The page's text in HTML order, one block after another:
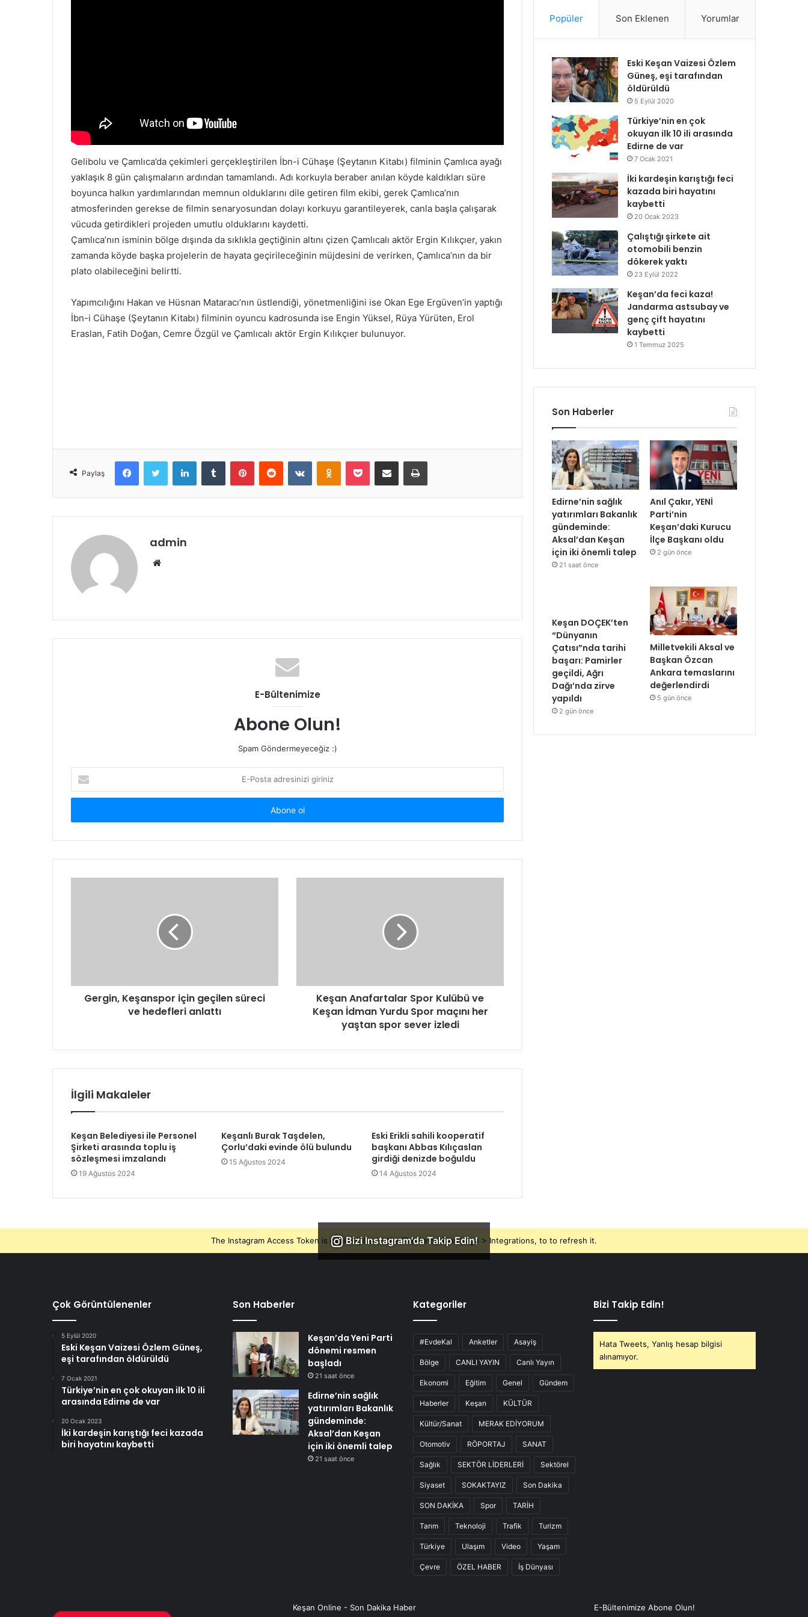
Gelibolu ve Çamlıca’da çekimleri gerçekleştirilen İbn-i Cühaşe (Şeytanın Kitabı) filminin Çamlıca ayağı
yaklaşık 8 gün çalışmaların ardından tamamlandı. Adı korkuyla beraber anılan köyde kaldıkları süre
boyunca halkın yardımlarından memnun olduklarını dile getiren film ekibi, gerek Çamlıca’nın
atmosferinden gerekse de filmin senaryosundan dolayı korkuyu garantileyerek, canla başla çalışarak
vücuda getirdikleri projeden umutlu olduklarını kaydetti.
Çamlıca’nın isminin bölge dışında da sıklıkla geçtiğinin altını çizen Çamlıcalı aktör Ergin Kılıkçıer, yakın
zamanda köyde başka projelerin de hayata geçirileceğinin müjdesini de verirken, Çamlıca’nın da bir
plato olabileceğini belirtti.
Yapımcılığını Hakan ve Hüsnan Mataracı’nın üstlendiği, yönetmenliğini ise Okan Ege Ergüven’in yaptığı
İbn-i Cühaşe (Şeytanın Kitabı) filminin oyuncu kadrosunda ise Engin Yüksel, Rüya Yürüten, Erol
Eraslan, Fatih Doğan, Cemre Özgül ve Çamlıcalı aktör Ergin Kılıkçıer bulunuyor.
Paylaş
FacebookTwitter LinkedInTumblr PinterestReddit VKontakteOdnoklassniki
Pocket E-Posta ile paylaş Yazdır
admin
Web
E-Bültenimize
Abone Olun!
Spam Göndermeyeceğiz :)
Posta
adresinizi
Gergin, Keşanspor için geçilen süreci
ve hedefleri anlattı
Keşan Anafartalar Spor Kulübü ve
Keşan İdman Yurdu Spor maçını her
yaştan spor sever izledi
İlgili Makaleler
Keşan Belediyesi ile Personel
Şirketi arasında toplu iş
sözleşmesi imzalandı
19 Ağustos 2024
Keşanlı Burak Taşdelen,
Çorlu’daki evinde ölü bulundu
15 Ağustos 2024
Eski Erikli sahili kooperatif
başkanı Abbas Kılıçaslan
girdiği denizde boğuldu
14 Ağustos 2024
Popüler Son Eklenen Yorumlar
Eski Keşan Vaizesi Özlem
Güneş, eşi tarafından
öldürüldü
5 Eylül 2020
Türkiye’nin en çok
okuyan ilk 10 ili arasında
Edirne de var
7 Ocak 2021
İki kardeşin karıştığı feci
kazada biri hayatını
kaybetti
20 Ocak 2023
Çalıştığı şirkete ait
otomobili benzin
dökerek yaktı
23 Eylül 2022
Keşan’da feci kaza!
Jandarma astsubay ve
genç çift hayatını
kaybetti
1 Temmuz 2025
Son Haberler
Edirne’nin sağlık
yatırımları Bakanlık
gündeminde:
Aksal’dan Keşan
için iki önemli talep
21 saat önce
Anıl Çakır, YENİ
Parti’nin
Keşan’daki Kurucu
İlçe Başkanı oldu
2 gün önce
Keşan DOÇEK’ten
“Dünyanın
Çatısı”nda tarihi
başarı: Pamirler
geçildi, Ağrı
Dağı’nda zirve
yapıldı
2 gün önce
Milletvekili Aksal ve
Başkan Özcan
Ankara temaslarını
değerlendirdi
5 gün önce
Bizi Instagram'da Takip Edin!
The Instagram Access Token is expired, Go to the Theme options page > Integrations, to to refresh it.
Çok Görüntülenenler
5 Eylül 2020
Eski Keşan Vaizesi Özlem Güneş,
eşi tarafından öldürüldü
7 Ocak 2021
Türkiye’nin en çok okuyan ilk 10 ili
arasında Edirne de var
20 Ocak 2023
İki kardeşin karıştığı feci kazada
biri hayatını kaybetti
Son Haberler
Keşan’da Yeni Parti
dönemi resmen
başladı
21 saat önce
Edirne’nin sağlık
yatırımları Bakanlık
gündeminde:
Aksal’dan Keşan
için iki önemli talep
21 saat önce
Kategoriler
#EvdeKal Anketler Asayiş
Bölge CANLI YAYIN Canlı Yayın
Ekonomi Eğitim Genel Gündem
Haberler Keşan KÜLTÜR
Kültür/Sanat MERAK EDİYORUM
Otomotiv RÖPORTAJ SANAT
Sağlık SEKTÖR LİDERLERİ Sektörel
Siyaset SOKAKTAYIZ Son Dakika
SON DAKİKA Spor TARİH
Tarım Teknoloji Trafik Turizm
Türkiye Ulaşım Video Yaşam
Çevre ÖZEL HABER İş Dünyası
Bizi Takip Edin!
Hata Tweets, Yanlış hesap bilgisi
alınamıyor.
Keşan Online - Son Dakika Haber E-Bültenimize Abone Olun!